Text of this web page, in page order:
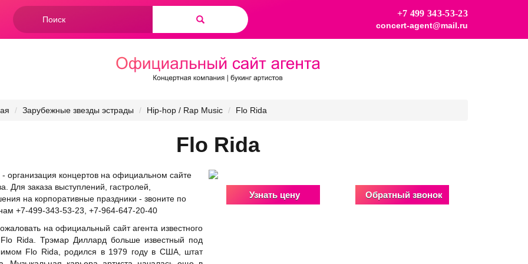
Форма
поиска
+7 499 343-53-23
concert-agent@mail.ru
Зарубежные звезды эстрады Hip-hop / Rap Music Flo Rida
Flo Rida
Узнать цену Обратный звонок
- организация концертов на официальном сайте
Для заказа выступлений, гастролей,
на корпоративные праздники - звоните по
+7-499-343-53-23, +7-964-647-20-40
на официальный сайт агента известного
Rida. Трэмар Диллард больше известный под
Flo Rida, родился в 1979 году в США, штат